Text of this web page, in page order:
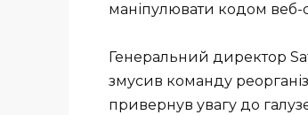
маніпулювати кодом веб-
Генеральний директор
змусив команду
привернув увагу до